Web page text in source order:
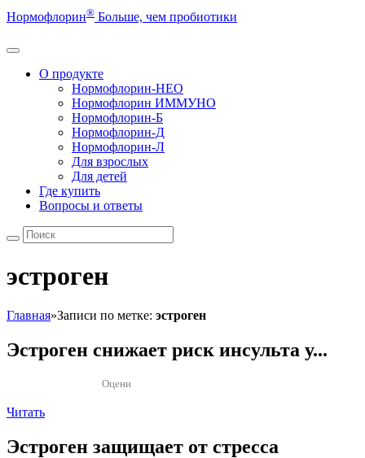
Нормофлорин® Больше, чем пробиотики
О продукте
Нормофлорин-НЕО
Нормофлорин ИММУНО
Нормофлорин-Б
Нормофлорин-Д
Нормофлорин-Л
Для взрослых
Для детей
Где купить
Вопросы и ответы
эстроген
Главная»Записи по метке: эстроген
Эстроген снижает риск инсульта у...
Оцени
Читать
Эстроген защищает от стресса